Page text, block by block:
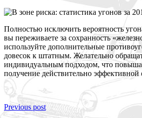
Полностью исключить вероятность
вы переживаете за сохранность
используйте дополнительные
довесок к штатным. Желательно
индивидуальным подходом, что
получение действительно
Previous post